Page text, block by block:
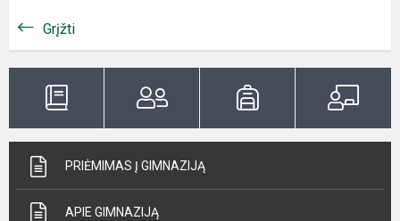
Grįžti
PRIĖMIMAS Į GIMNAZIJĄ
APIE GIMNAZIJĄ